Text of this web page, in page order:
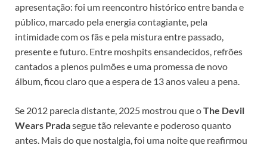
apresentação: foi um reencontro histórico entre banda e
público, marcado pela energia contagiante, pela
intimidade com os fãs e pela mistura entre passado,
presente e futuro. Entre moshpits ensandecidos, refrões
cantados a plenos pulmões e uma promessa de novo
álbum, ficou claro que a espera de 13 anos valeu a pena.
Se 2012 parecia distante, 2025 mostrou que oThe Devil
Wears Pradasegue tão relevante e poderoso quanto
antes. Mais do que nostalgia, foi uma noite que reafirmou